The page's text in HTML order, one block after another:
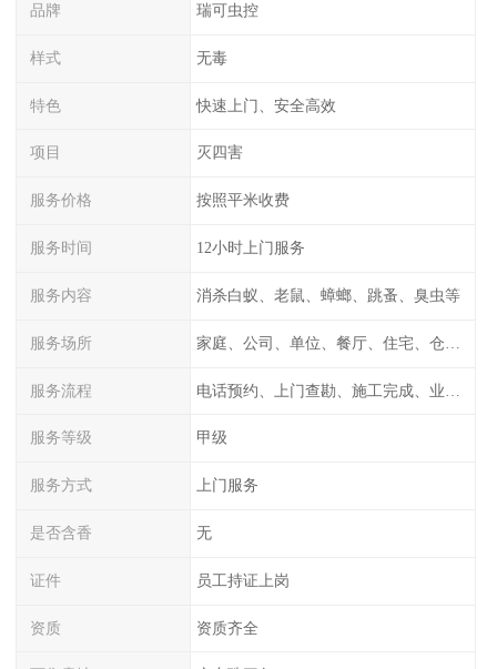
品牌 瑞可虫控
样式 无毒
特色 快速上门、安全高效
项目 灭四害
服务价格 按照平米收费
服务时间 12小时上门服务
服务内容 消杀白蚁、老鼠、蟑螂、跳蚤、臭虫等
服务场所
服务流程
服务等级 甲级
服务方式 上门服务
是否含香 无
证件 员工持证上岗
资质 资质齐全